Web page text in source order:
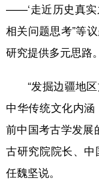
——‘走近历史真实
相关问题思考”等
研究提供多元思路。
“发掘边疆地区
中华传统文化内
前中国考古学发展
古研究院院长、
任魏坚说。